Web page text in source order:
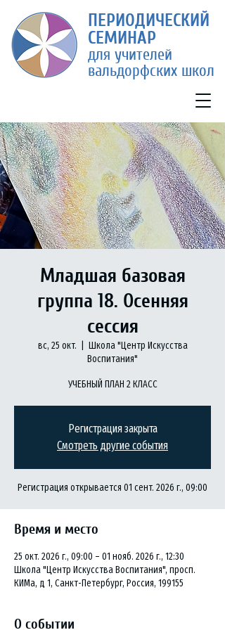
ПЕРИОДИЧЕСКИЙ
СЕМИНАР
для учителей
вальдорфских школ
Младшая базовая
группа 18. Осенняя
сессия
вс, 25 окт.
Школа "Центр Искусства
Воспитания"
УЧЕБНЫЙ ПЛАН 2 КЛАСС
Регистрация закрыта
Смотреть другие события
Регистрация открывается 01 сент. 2026 г., 09:00
Время и место
25 окт. 2026 г., 09:00 – 01 нояб. 2026 г., 12:30
Школа "Центр Искусства Воспитания", просп.
КИМа, д 1, Санкт-Петербург, Россия, 199155
О событии